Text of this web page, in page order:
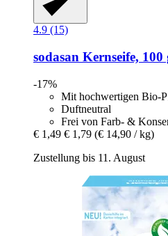
4.9 (15)
sodasan Kernseife, 100
-17%
Mit hochwertigen Bio-
Duftneutral
Frei von Farb- &
€ 1,49 € 1,79 (€ 14,90 / kg)
Zustellung bis 11. August